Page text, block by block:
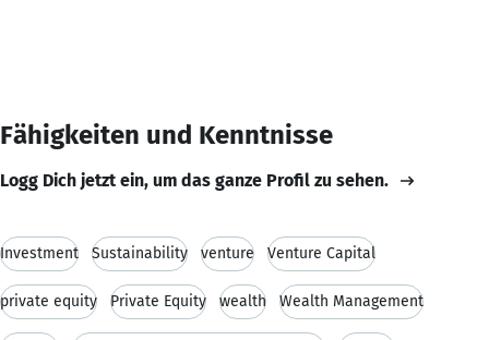
Fähigkeiten und Kenntnisse
Logg Dich jetzt ein, um das ganze Profil zu sehen.
Investment Sustainability venture Venture Capital
private equity Private Equity wealth Wealth Management